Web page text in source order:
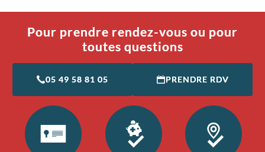
Pour prendre rendez-vous ou pour
toutes questions
05 49 58 81 05 PRENDRE RDV